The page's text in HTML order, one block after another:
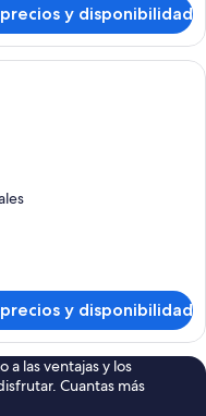
y disponibilidad
con dos camas, un
y disponibilidad
a las ventajas y los
Cuantas más